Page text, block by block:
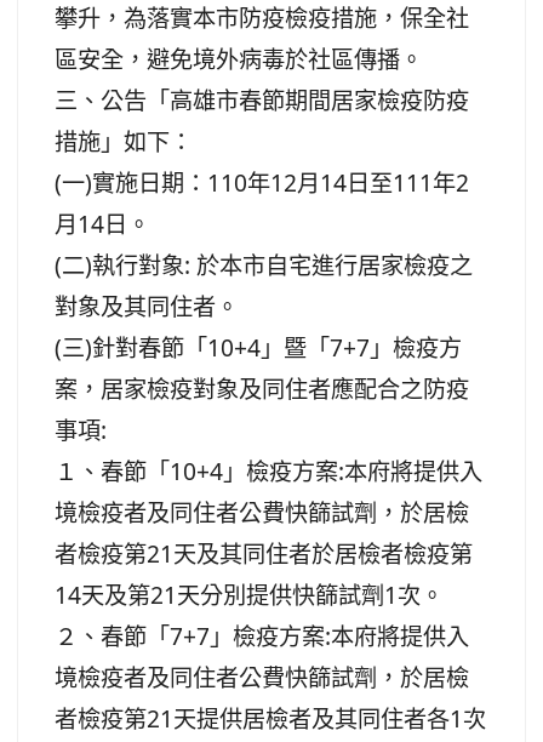
攀升，為落實本市防疫檢疫措施，保全社
區安全，避免境外病毒於社區傳播。
三、公告「高雄市春節期間居家檢疫防疫
措施」如下：
(一)實施日期：110年12月14日至111年2
月14日。
(二)執行對象: 於本市自宅進行居家檢疫之
對象及其同住者。
(三)針對春節「10+4」暨「7+7」檢疫方
案，居家檢疫對象及同住者應配合之防疫
事項:
１、春節「10+4」檢疫方案:本府將提供入
境檢疫者及同住者公費快篩試劑，於居檢
者檢疫第21天及其同住者於居檢者檢疫第
14天及第21天分別提供快篩試劑1次。
２、春節「7+7」檢疫方案:本府將提供入
境檢疫者及同住者公費快篩試劑，於居檢
者檢疫第21天提供居檢者及其同住者各1次